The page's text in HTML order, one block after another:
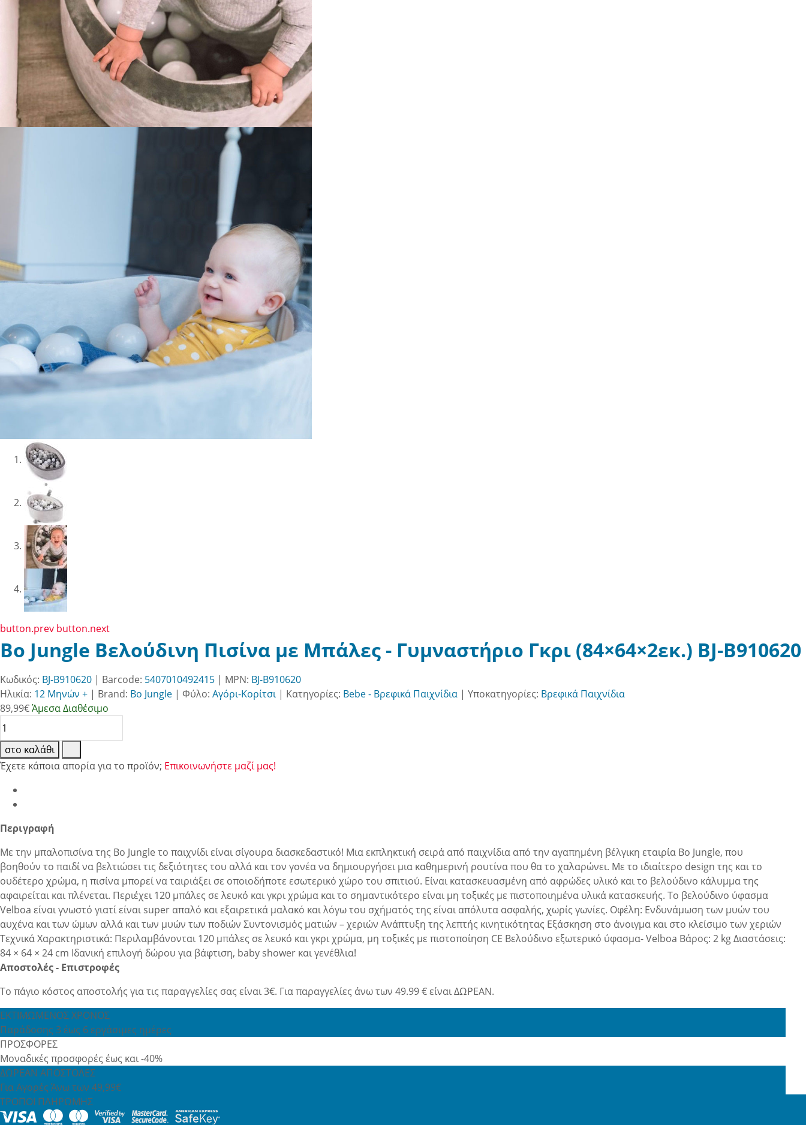
button.prev button.next
Bo Jungle Βελούδινη Πισίνα με Μπάλες - Γυμναστήριο Γκρι (84×64×2εκ.) BJ-B910620
Κωδικός: BJ-B910620 | Barcode: 5407010492415 | MPN: BJ-B910620
Ηλικία: 12 Μηνών + | Brand: Bo Jungle | Φύλο: Αγόρι-Κορίτσι| Κατηγορίες: Bebe - Βρεφικά Παιχνίδια | Υποκατηγορίες: Βρεφικά Παιχνίδια
89,99€Άμεσα Διαθέσιμο
στο καλάθι
Έχετε κάποια απορία για το προϊόν; Επικοινωνήστε μαζί μας!
Περιγραφή
Με την μπαλοπισίνα της Bo Jungle το παιχνίδι είναι σίγουρα διασκεδαστικό! Μια εκπληκτική σειρά από παιχνίδια από την αγαπημένη βέλγικη εταιρία Bo Jungle, που
βοηθούν το παιδί να βελτιώσει τις δεξιότητες του αλλά και τον γονέα να δημιουργήσει μια καθημερινή ρουτίνα που θα το χαλαρώνει. Με το ιδιαίτερο design της και το
ουδέτερο χρώμα, η πισίνα μπορεί να ταιριάξει σε οποιοδήποτε εσωτερικό χώρο του σπιτιού. Είναι κατασκευασμένη από αφρώδες υλικό και το βελούδινο κάλυμμα της
αφαιρείται και πλένεται. Περιέχει 120 μπάλες σε λευκό και γκρι χρώμα και το σημαντικότερο είναι μη τοξικές με πιστοποιημένα υλικά κατασκευής. Το βελούδινο ύφασμα
Velboa είναι γνωστό γιατί είναι super απαλό και εξαιρετικά μαλακό και λόγω του σχήματός της είναι απόλυτα ασφαλής, χωρίς γωνίες. Οφέλη: Ενδυνάμωση των μυών του
αυχένα και των ώμων αλλά και των μυών των ποδιών Συντονισμός ματιών – χεριών Ανάπτυξη της λεπτής κινητικότητας Εξάσκηση στο άνοιγμα και στο κλείσιμο των χεριών
Τεχνικά Χαρακτηριστικά: Περιλαμβάνονται 120 μπάλες σε λευκό και γκρι χρώμα, μη τοξικές με πιστοποίηση CE Βελούδινο εξωτερικό ύφασμα- Velboa Βάρος: 2 kg Διαστάσεις:
84 × 64 × 24 cm Ιδανική επιλογή δώρου για βάφτιση, baby shower και γενέθλια!
Αποστολές - Επιστροφές
Το πάγιο κόστος αποστολής για τις παραγγελίες σας είναι 3€. Για παραγγελίες άνω των 49.99 € είναι ΔΩΡΕΑΝ.
ΕΚΤΙΜΩΜΕΝΟΣ ΧΡΟΝΟΣ
Παράδοσης 3 έως 6 εργάσιμες ημέρες
ΠΡΟΣΦΟΡΕΣ
Μοναδικές προσφορές έως και -40%
ΔΩΡΕΑΝ ΑΠΟΣΤΟΛΕΣ
Για Αγορές Άνω των 49,99€
ΤΡΟΠΟΙ ΠΛΗΡΩΜΗΣ